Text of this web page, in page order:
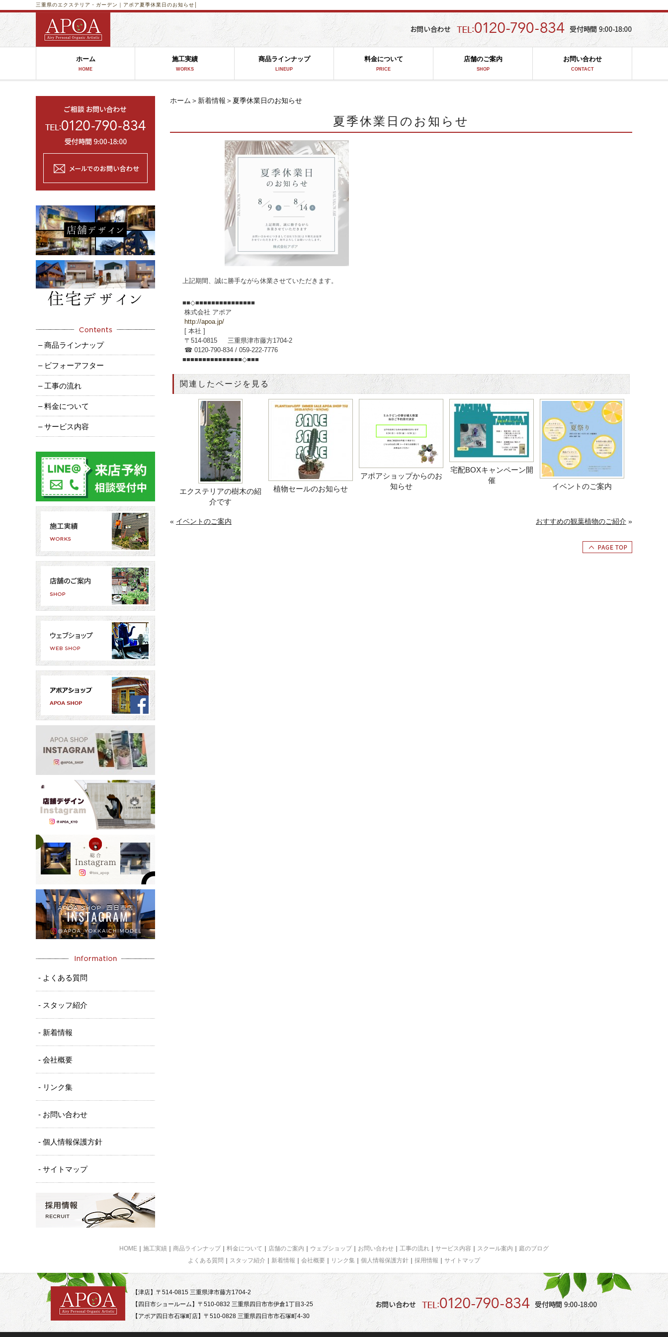
夏季休業日のお知らせ│
三重県のエクステリア・ガーデン｜アポア
ホーム
HOME
施工実績
WORKS
商品ラインナップ
LINEUP
料金について
PRICE
店舗のご案内
SHOP
お問い合わせ
CONTACT
ホーム ＞ 新着情報 ＞夏季休業日のお知らせ
夏季休業日のお知らせ
上記期間、誠に勝手ながら休業させていただきます。
■■◇■■■■■■■■■■■■■■■
株式会社 アポア
http://apoa.jp/
[ 本社 ]
〒514-0815 三重県津市藤方1704-2
☎ 0120-790-834 / 059-222-7776
■■■■■■■■■■■■■■■◇■■■
関連したページを見る
エクステリアの樹木の紹
介です
植物セールのお知らせ
アポアショップからのお
知らせ
宅配BOXキャンペーン開
催
イベントのご案内
« イベントのご案内 おすすめの観葉植物のご紹介 »
– 商品ラインナップ
– ビフォーアフター
– 工事の流れ
– 料金について
– サービス内容
- よくある質問
- スタッフ紹介
- 新着情報
- 会社概要
- リンク集
- お問い合わせ
- 個人情報保護方針
- サイトマップ
HOME 施工実績 商品ラインナップ 料金について 店舗のご案内 ウェブショップ お問い合わせ 工事の流れ サービス内容 スクール案内
庭のブログ
よくある質問
スタッフ紹介 新着情報 会社概要 リンク集 個人情報保護方針 採用情報 サイトマップ
【津店】〒514-0815 三重県津市藤方1704-2
【四日市ショールーム】〒510-0832 三重県四日市市伊倉1丁目3-25
【アポア四日市石塚町店】〒510-0828 三重県四日市市石塚町4-30